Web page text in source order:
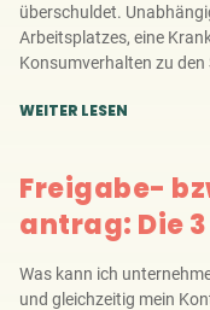
überschuldet.
Arbeitsplatzes, eine
Konsumverhalten zu
WEITER LESEN
Freigabe-
antrag: Die
Was kann ich
und gleichzeitig mein